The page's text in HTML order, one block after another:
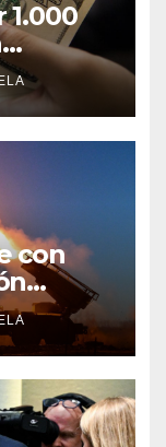
1.000
de
con
en